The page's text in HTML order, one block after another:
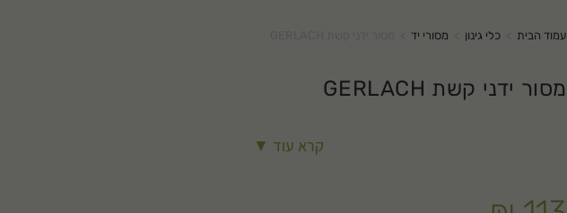
עמוד הבית כלי גינון מסורי יד
מסור ידני קשת GERLACH
קרא עוד ▼